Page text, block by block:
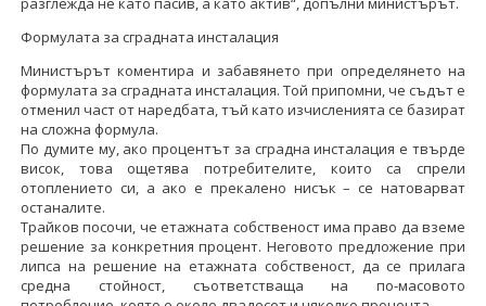
Формулата за сградната инсталация
Министърът коментира и забавянето при определянето на
формулата за сградната инсталация. Той припомни, че съдът е
отменил част от наредбата, тъй като изчисленията се базират
на сложна формула.
По думите му, ако процентът за сградна инсталация е твърде
висок, това ощетява потребителите, които са спрели
отоплението си, а ако е прекалено нисък – се натоварват
останалите.
Трайков посочи, че етажната собственост има право да вземе
решение за конкретния процент. Неговото предложение при
липса на решение на етажната собственост, да се прилага
средна стойност, съответстваща на по-масовото